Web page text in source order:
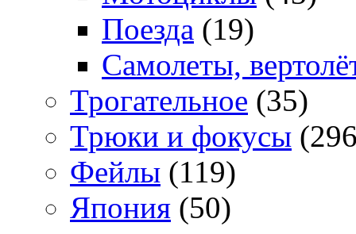
Поезда (19)
Самолеты,
Трогательное (35)
Трюки и фокусы
Фейлы (119)
Япония (50)